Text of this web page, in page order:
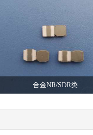
合金NR/SDR类